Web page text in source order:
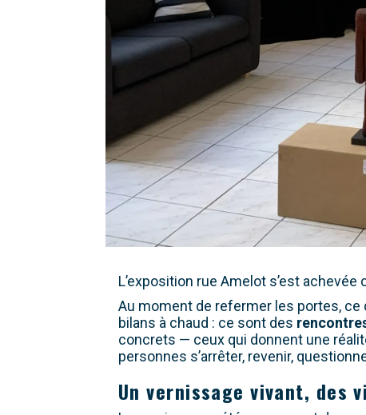
L’exposition rue Amelot s’est achevée
Au moment de refermer les portes, ce
bilans à chaud : ce sont des
concrets — ceux qui donnent une
personnes s’arrêter, revenir,
Un vernissage vivant, des